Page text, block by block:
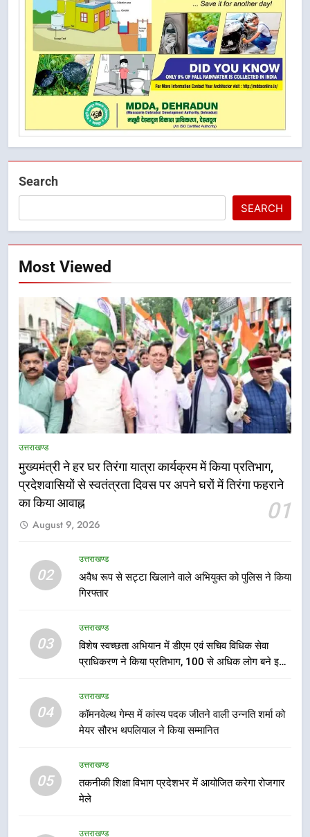
Search
SEARCH
Most Viewed
उत्तराखण्ड
मुख्यमंत्री ने हर घर तिरंगा यात्रा कार्यक्रम में किया प्रतिभाग,
प्रदेशवासियों से स्वतंत्रता दिवस पर अपने घरों में तिरंगा फहराने
का किया आवाह्न
01
August 9, 2026
02
उत्तराखण्ड
अवैध रूप से सट्टा खिलाने वाले अभियुक्त को पुलिस ने किया
गिरफ्तार
03
उत्तराखण्ड
विशेष स्वच्छता अभियान में डीएम एवं सचिव विधिक सेवा
प्राधिकरण ने किया प्रतिभाग, 100 से अधिक लोग बने इस
04
उत्तराखण्ड
कॉमनवेल्थ गेम्स में कांस्य पदक जीतने वाली उन्नति शर्मा को
मेयर सौरभ थपलियाल ने किया सम्मानित
05
उत्तराखण्ड
तकनीकी शिक्षा विभाग प्रदेशभर में आयोजित करेगा रोजगार
मेले
उत्तराखण्ड
5
उत्तराखण्ड
हर घर तिरंगा अभियान को जन-जन तक
पहुंचाने की तैयारी, 9 से 17 अगस्त तक
8